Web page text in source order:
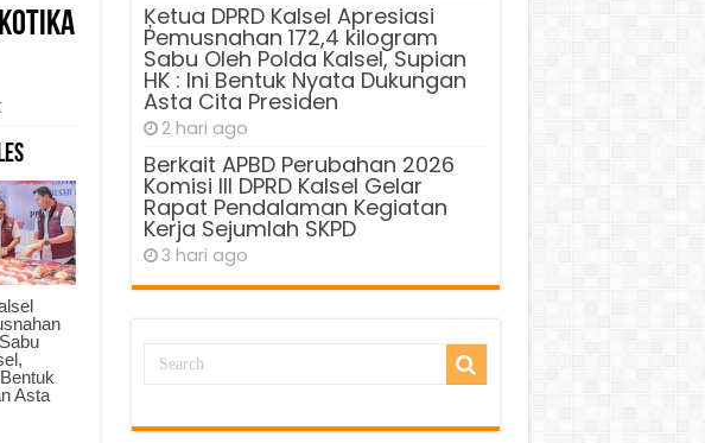
Asta
Ķetua DPRD Kalsel Apresiasi
Pemusnahan 172,4 kilogram
Sabu Oleh Polda Kalsel, Supian
HK : Ini Bentuk Nyata Dukungan
Asta Cita Presiden
2 hari ago
Berkait APBD Perubahan 2026
Komisi III DPRD Kalsel Gelar
Rapat Pendalaman Kegiatan
Kerja Sejumlah SKPD
3 hari ago